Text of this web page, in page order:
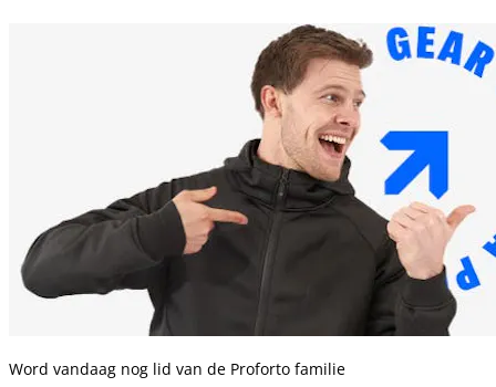
Word vandaag nog lid van de Proforto familie